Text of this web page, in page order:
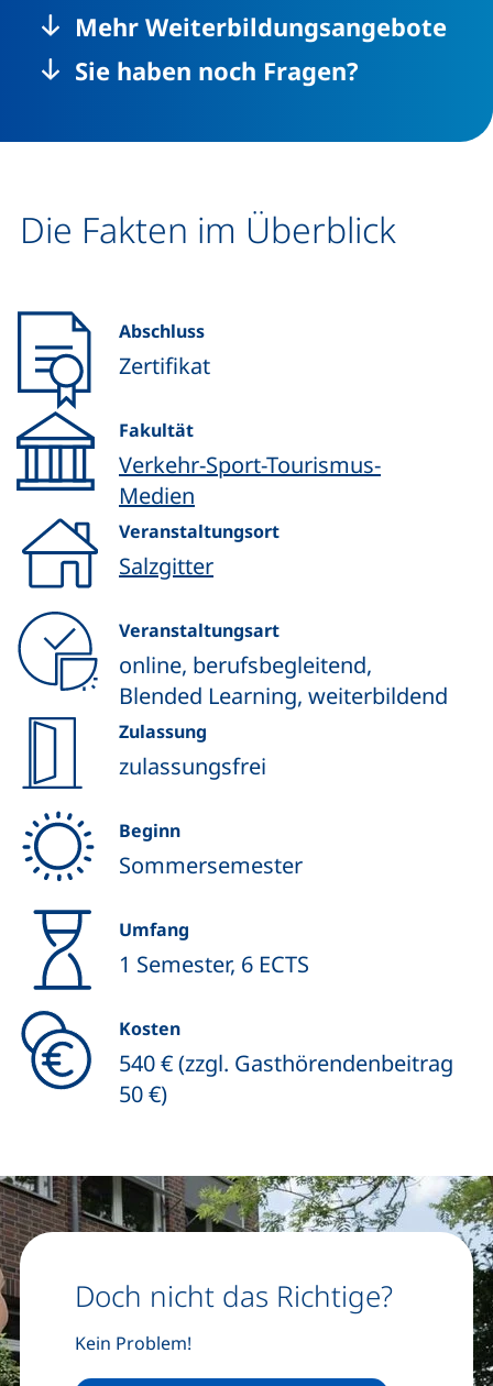
Mehr Weiterbildungsangebote
Sie haben noch Fragen?
Die Fakten im Überblick
Abschluss
Zertifikat
Fakultät
Verkehr-Sport-Tourismus-
Medien
Veranstaltungsort
Salzgitter
Veranstaltungsart
online, berufsbegleitend,
Blended Learning, weiterbildend
Zulassung
zulassungsfrei
Beginn
Sommersemester
Umfang
1 Semester, 6 ECTS
Kosten
540 € (zzgl. Gasthörendenbeitrag
50 €)
Doch nicht das Richtige?
Kein Problem!